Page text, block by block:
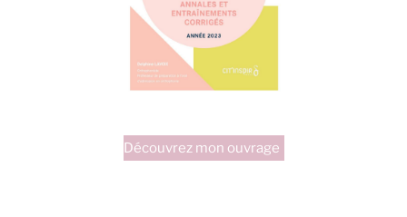
Découvrez mon ouvrage